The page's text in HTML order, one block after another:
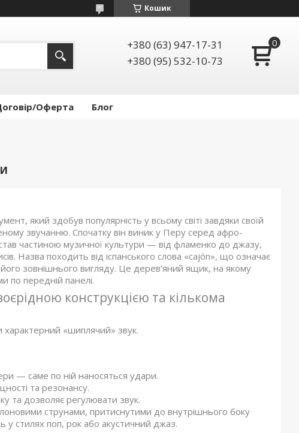
Кошик
+380 (63) 947-17-31
+380 (95) 532-10-73
Оферта Блог
який здобув популярність у всьому світі завдяки своїй
звучанню. Спочатку він виник у Перу серед афро-
частиною музичної культури — від фламенко до джазу,
Назва походить від іспанського слова «cajón», що означає
зовнішнього вигляду. Це дерев’яний ящик, на якому
по передній панелі.
конструкцією та кількома
характерний «шиплячий» звук.
— саме по ній наносяться удари.
та резонансу.
та дозволяє регулювати звук.
струнами, притиснутими до внутрішнього боку
у стилях поп, рок або акустичний джаз.